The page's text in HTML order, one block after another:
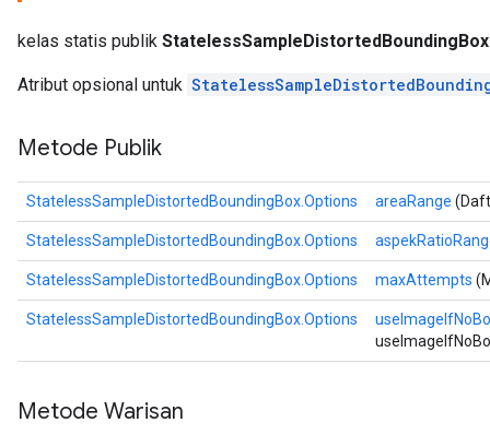
kelas statis publik
Atribut opsional untuk
Metode Publik
StatelessSampleDistortedBoundingBox.Options areaRange
StatelessSampleDistortedBoundingBox.Options
StatelessSampleDistortedBoundingBox.Options maxAttempts
StatelessSampleDistortedBoundingBox.Options
Metode Warisan